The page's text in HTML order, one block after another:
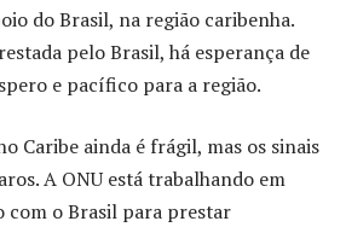
do Brasil, na região caribenha.
pelo Brasil, há esperança de
e pacífico para a região.
Caribe ainda é frágil, mas os sinais
A ONU está trabalhando em
com o Brasil para prestar